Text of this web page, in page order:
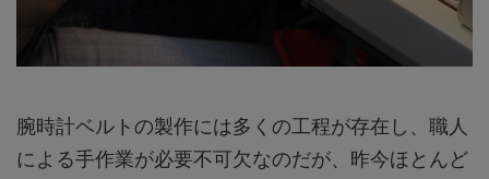
腕時計ベルトの製作には多くの工程が存在し、職人
による手作業が必要不可欠なのだが、昨今ほとんど